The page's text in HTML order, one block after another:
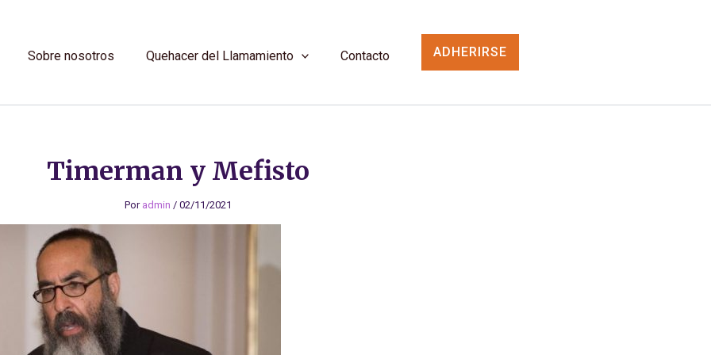
Sobre nosotros Quehacer del Llamamiento Contacto ADHERIRSE
Timerman y Mefisto
Por admin / 02/11/2021